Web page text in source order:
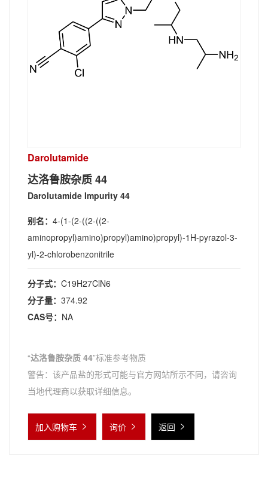
Darolutamide
达洛鲁胺杂质 44
Darolutamide Impurity 44
别名： 4-(1-(2-((2-((2-
aminopropyl)amino)propyl)amino)propyl)-1H-pyrazol-3-
yl)-2-chlorobenzonitrile
分子式： C19H27ClN6
分子量： 374.92
CAS号： NA
“达洛鲁胺杂质 44”标准参考物质
警告：该产品盐的形式可能与官方网站所示不同，请咨询
当地代理商以获取详细信息。
加入购物车 询价 返回